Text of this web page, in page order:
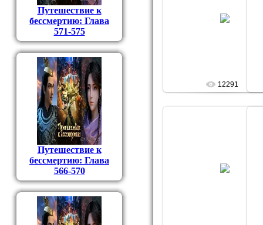
Путешествие к
бессмертию: Глава
571-575
Путешествие к
бессмертию: Глава
566-570
12291